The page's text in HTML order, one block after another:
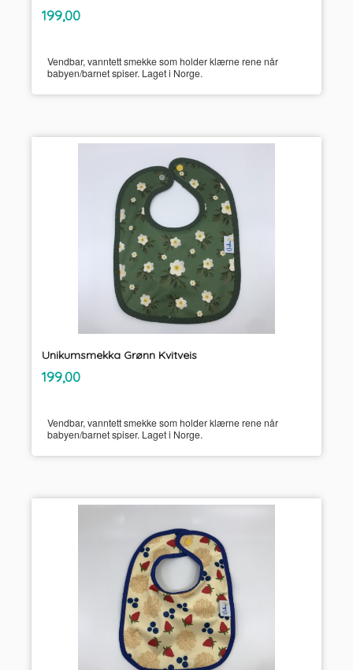
Pris
199,00mva.
Vendbar, vanntett smekke som holder klærne rene når
babyen/barnet spiser. Laget i Norge.
Unikumsmekka Grønn Kvitveis
Pris
199,00mva.
Vendbar, vanntett smekke som holder klærne rene når
babyen/barnet spiser. Laget i Norge.